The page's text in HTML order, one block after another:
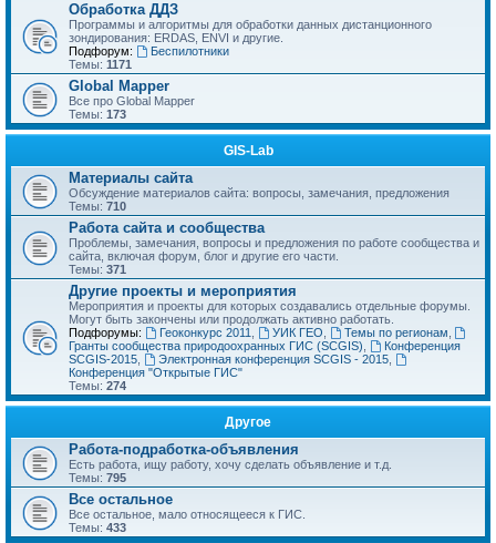
Обработка ДДЗ
Программы и алгоритмы для обработки данных дистанционного
зондирования: ERDAS, ENVI и другие.
Подфорум:
Беспилотники
Темы: 1171
Global Mapper
Все про Global Mapper
Темы: 173
GIS-Lab
Материалы сайта
Обсуждение материалов сайта: вопросы, замечания, предложения
Темы: 710
Работа сайта и сообщества
Проблемы, замечания, вопросы и предложения по работе сообщества и
сайта, включая форум, блог и другие его части.
Темы: 371
Другие проекты и мероприятия
Мероприятия и проекты для которых создавались отдельные форумы.
Могут быть закончены или продолжать активно работать.
Подфорумы:
Геоконкурс 2011 УИК ГЕО Темы по регионам
Гранты сообщества природоохранных ГИС (SCGIS)
Конференция
SCGIS-2015
Электронная конференция SCGIS - 2015,
Конференция "Открытые ГИС"
Темы: 274
Другое
Работа-подработка-объявления
Есть работа, ищу работу, хочу сделать объявление и т.д.
Темы: 795
Все остальное
Все остальное, мало относящееся к ГИС.
Темы: 433